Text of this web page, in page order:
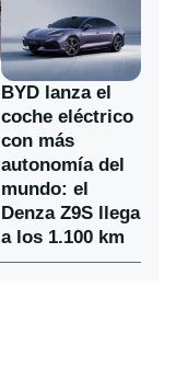
BYD lanza el
coche eléctrico
con más
autonomía del
mundo: el
Denza Z9S llega
a los 1.100 km